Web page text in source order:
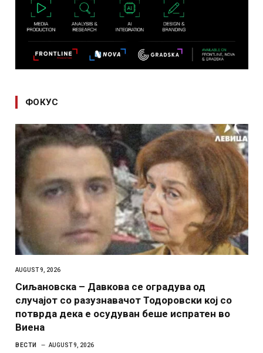
ФОКУС
AUGUST 9, 2026
Сиљановска – Давкова се оградува од
случајот со разузнавачот Тодоровски кој со
потврда дека е осудуван беше испратен во
Виена
ВЕСТИ AUGUST 9, 2026